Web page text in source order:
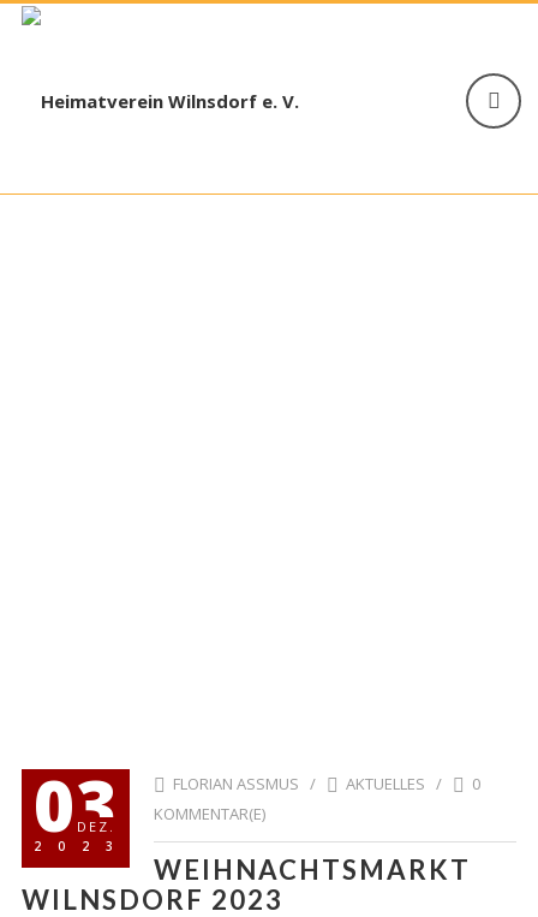
03
DEZ.
2023
FLORIAN ASSMUS / AKTUELLES /
0
KOMMENTAR(E)
WEIHNACHTSMARKT
WILNSDORF 2023